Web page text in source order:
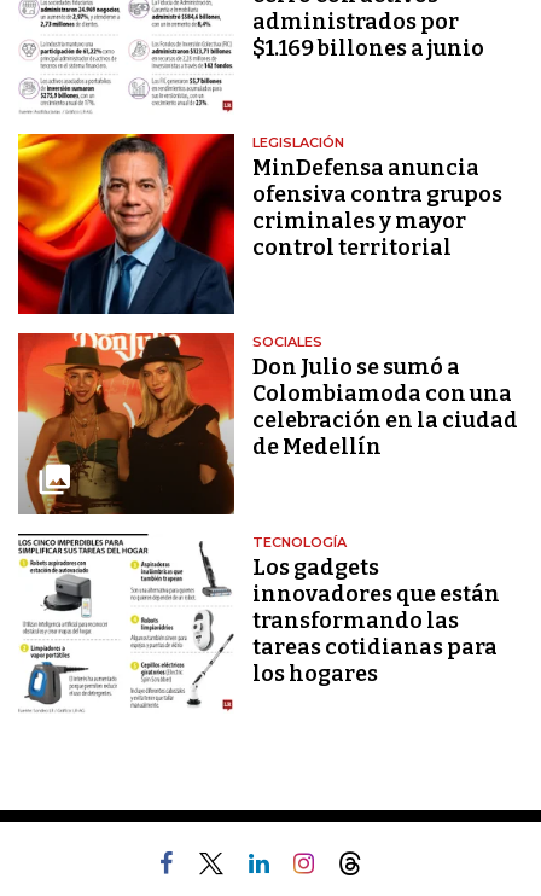
administrados por
$1.169 billones a junio
LEGISLACIÓN
MinDefensa anuncia
ofensiva contra grupos
criminales y mayor
control territorial
SOCIALES
Don Julio se sumó a
Colombiamoda con una
celebración en la ciudad
de Medellín
TECNOLOGÍA
Los gadgets
innovadores que están
transformando las
tareas cotidianas para
los hogares